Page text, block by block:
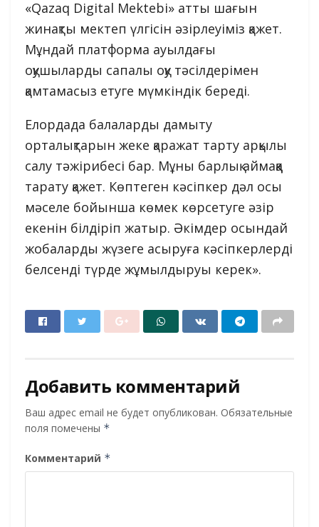
«Qazaq Digital Mektebi» атты шағын
жинақты мектеп үлгісін әзірлеуіміз қажет.
Мұндай платформа ауылдағы
оқушыларды сапалы оқу тәсілдерімен
қамтамасыз етуге мүмкіндік береді.
Елордада балаларды дамыту
орталықтарын жеке қаражат тарту арқылы
салу тәжірибесі бар. Мұны барлық аймаққа
тарату қажет. Көптеген кәсіпкер дәл осы
мәселе бойынша көмек көрсетуге әзір
екенін білдіріп жатыр. Әкімдер осындай
жобаларды жүзеге асыруға кәсіпкерлерді
белсенді түрде жұмылдыруы керек».
Добавить комментарий
Ваш адрес email не будет опубликован. Обязательные
поля помечены *
Комментарий *